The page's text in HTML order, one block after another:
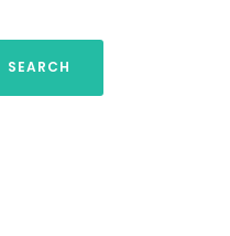
SEARCH